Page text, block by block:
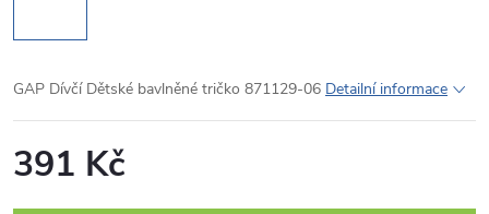
GAP Dívčí Dětské bavlněné tričko 871129-06 Detailní informace
391 Kč